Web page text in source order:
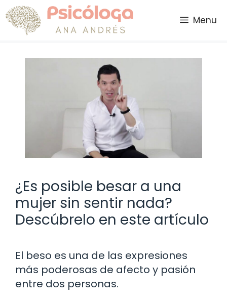
Saltar
al
contenido
Menu
¿Es posible besar a una
mujer sin sentir nada?
Descúbrelo en este artículo
El beso es una de las expresiones
más poderosas de afecto y pasión
entre dos personas.